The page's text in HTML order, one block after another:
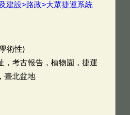
建設>路政>大眾捷運系統
術性)
，考古報告，植物園，捷運
臺北盆地